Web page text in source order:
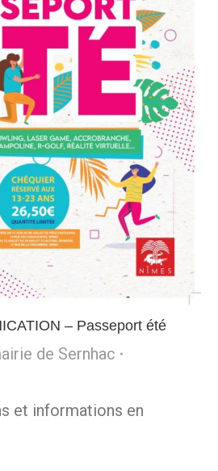
– Passeport été
de Sernhac
et informations en